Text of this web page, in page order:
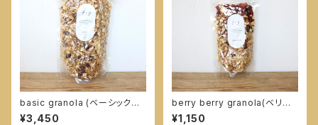
basic granola (ベーシック
グラノーラ) 600g
¥3,450
berry berry granola(ベリー
ベリーグラノーラ) 160g
¥1,150